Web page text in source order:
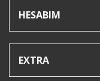
HESABIM
EXTRA